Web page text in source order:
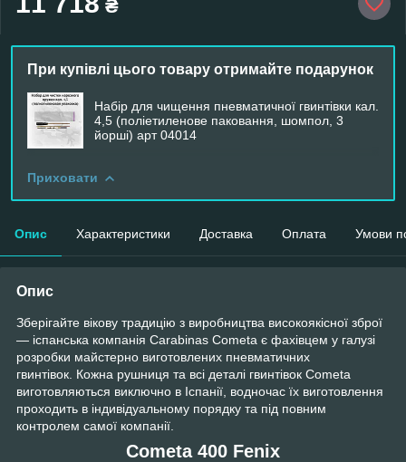
₴
При купівлі цього товару отримайте подарунок
Набір для чищення пневматичної гвинтівки кал.
4,5 (поліетиленове паковання, шомпол, 3
йорші) арт 04014
Приховати
Опис Характеристики Доставка Оплата Умови
Опис
Зберігайте вікову традицію з виробництва високоякісної зброї
— іспанська компанія Carabinas Cometa є фахівцем у галузі
розробки майстерно виготовлених пневматичних
гвинтівок. Кожна рушниця та всі деталі гвинтівок Cometa
виготовляються виключно в Іспанії, водночас їх виготовлення
проходить в індивідуальному порядку та під повним
контролем самої компанії.
Cometa 400 Fenix